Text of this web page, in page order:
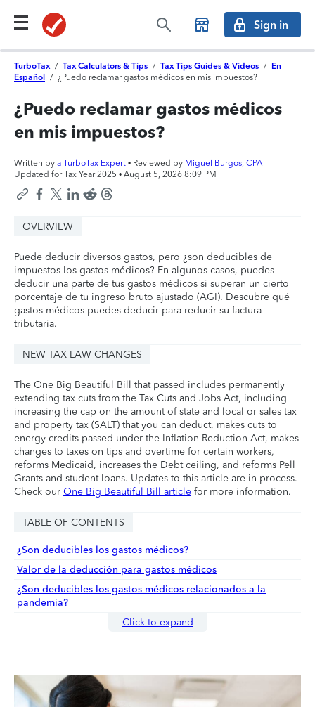
Sign in
TurboTax / Tax Calculators & Tips / Tax Tips Guides & Videos / En
Español
/ ¿Puedo reclamar gastos médicos en mis impuestos?
¿Puedo reclamar gastos médicos
en mis impuestos?
Written by a TurboTax Expert • Reviewed by Miguel Burgos, CPA
Updated for Tax Year 2025 • August 5, 2026 8:09 PM
OVERVIEW
Puede deducir diversos gastos, pero ¿son deducibles de
impuestos los gastos médicos? En algunos casos, puedes
deducir una parte de tus gastos médicos si superan un cierto
porcentaje de tu ingreso bruto ajustado (AGI). Descubre qué
gastos médicos puedes deducir para reducir su factura
tributaria.
NEW TAX LAW CHANGES
The One Big Beautiful Bill that passed includes permanently
extending tax cuts from the Tax Cuts and Jobs Act, including
increasing the cap on the amount of state and local or sales tax
and property tax (SALT) that you can deduct, makes cuts to
energy credits passed under the Inflation Reduction Act, makes
changes to taxes on tips and overtime for certain workers,
reforms Medicaid, increases the Debt ceiling, and reforms Pell
Grants and student loans. Updates to this article are in process.
Check our One Big Beautiful Bill article for more information.
TABLE OF CONTENTS
¿Son deducibles los gastos médicos?
Valor de la deducción para gastos médicos
¿Son deducibles los gastos médicos relacionados a la
pandemia?
Click to expand